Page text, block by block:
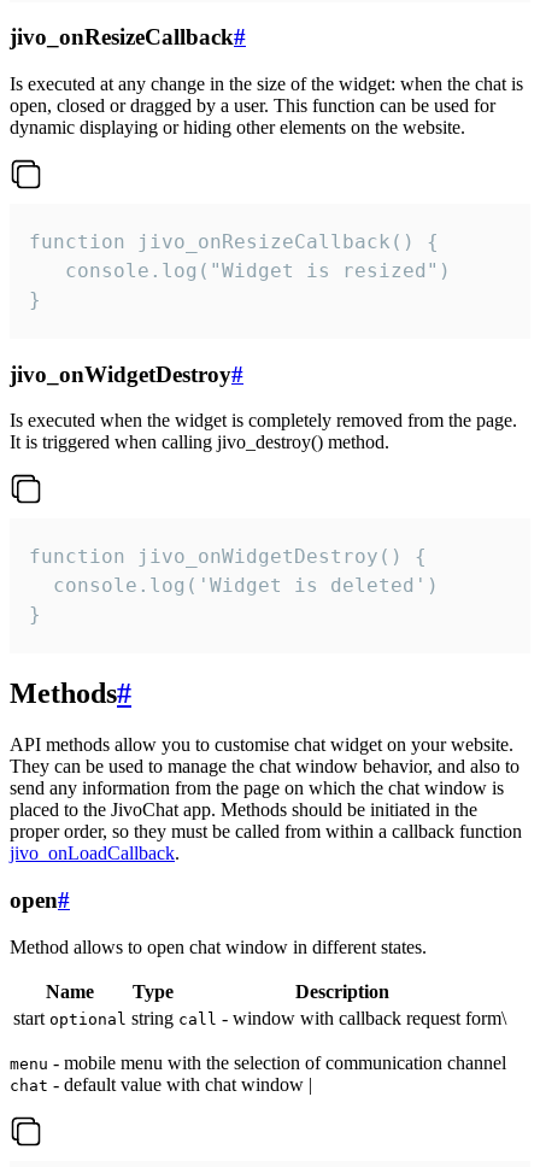
jivo_onResizeCallback#
Is executed at any change in the size of the widget: when the chat is
open, closed or dragged by a user. This function can be used for
dynamic displaying or hiding other elements on the website.
function jivo_onResizeCallback() {
   console.log("Widget is resized")
}
jivo_onWidgetDestroy#
Is executed when the widget is completely removed from the page.
It is triggered when calling jivo_destroy() method.
function jivo_onWidgetDestroy() {
  console.log('Widget is deleted')
}
Methods#
API methods allow you to customise chat widget on your website.
They can be used to manage the chat window behavior, and also to
send any information from the page on which the chat window is
placed to the JivoChat app. Methods should be initiated in the
proper order, so they must be called from within a callback function
jivo_onLoadCallback.
open#
Method allows to open chat window in different states.
Name Type
Description
start optional string call - window with callback request form\
menu - mobile menu with the selection of communication channel
chat - default value with chat window |